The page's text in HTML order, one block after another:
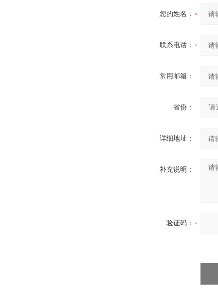
您的姓名：
联系电话：
常用邮箱：
省份：
详细地址：
补充说明：
验证码：